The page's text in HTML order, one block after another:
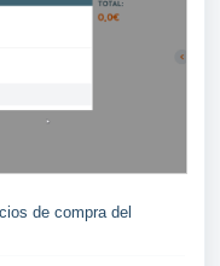
de compra del